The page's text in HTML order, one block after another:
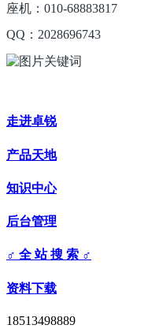
座机：010-68883817
QQ：2028696743
走进卓锐
产品天地
知识中心
后台管理
♂ 全 站 搜 索 ♂
资料下载
18513498889